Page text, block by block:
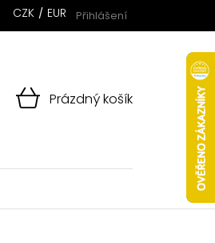
CZK EUR Přihlášení
NÁKUPNÍ
Prázdný košík